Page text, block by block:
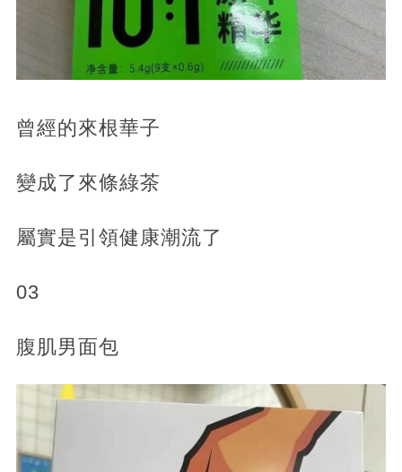
曾經的來根華子
變成了來條綠茶
屬實是引領健康潮流了
03
腹肌男面包